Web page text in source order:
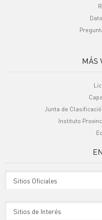
MÁS
Junta de
Instituto